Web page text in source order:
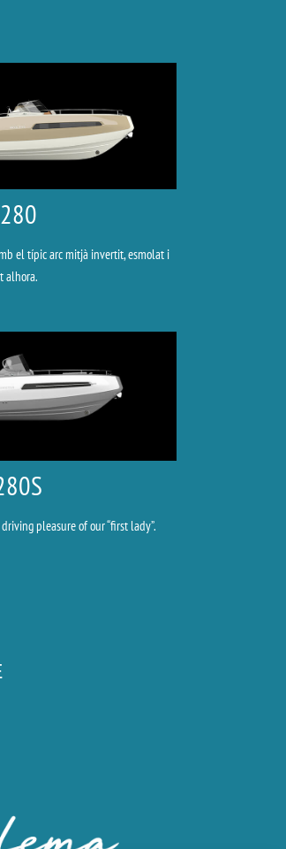
el típic arc mitjà invertit, esmolat i
alhora.
pleasure of our “first lady”.